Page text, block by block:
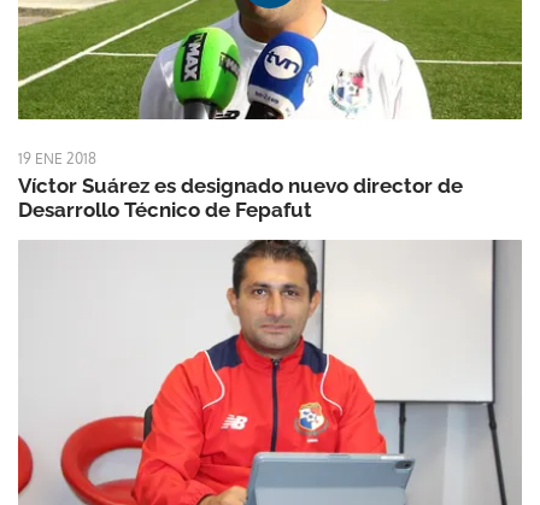
19 ENE 2018
Víctor Suárez es designado nuevo director de
Desarrollo Técnico de Fepafut